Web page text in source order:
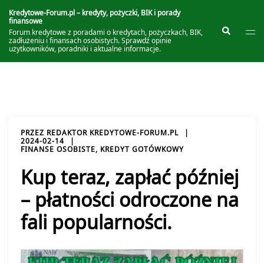
do
treści
Kredytowe-Forum.pl – kredyty, pożyczki, BIK i porady
finansowe
Forum kredytowe z poradami o kredytach, pożyczkach, BIK,
zadłużeniu i finansach osobistych. Sprawdź opinie
użytkowników, poradniki i aktualne informacje.
Szukaj
PRZEZ REDAKTOR KREDYTOWE-FORUM.PL
2024-02-14
FINANSE OSOBISTE, KREDYT GOTÓWKOWY
Kup teraz, zapłać później
– płatności odroczone na
fali popularności.